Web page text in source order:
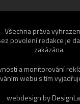
Všechna práva
povolení redakce je
zakázána.
a monitorování
webu s tím
webdesign by